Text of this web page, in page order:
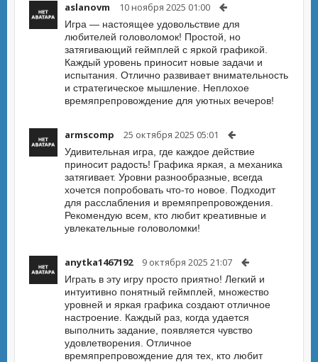
aslanovm 10 ноября 2025 01:00
Игра — настоящее удовольствие для
любителей головоломок! Простой, но
затягивающий геймплей с яркой графикой.
Каждый уровень приносит новые задачи и
испытания. Отлично развивает внимательность
и стратегическое мышление. Неплохое
времяпрепровождение для уютных вечеров!
armscomp 25 октября 2025 05:01
Удивительная игра, где каждое действие
приносит радость! Графика яркая, а механика
затягивает. Уровни разнообразные, всегда
хочется попробовать что-то новое. Подходит
для расслабления и времяпрепровождения.
Рекомендую всем, кто любит креативные и
увлекательные головоломки!
anytka1467192 9 октября 2025 21:07
Играть в эту игру просто приятно! Легкий и
интуитивно понятный геймплей, множество
уровней и яркая графика создают отличное
настроение. Каждый раз, когда удается
выполнить задание, появляется чувство
удовлетворения. Отличное
времяпрепровождение для тех, кто любит